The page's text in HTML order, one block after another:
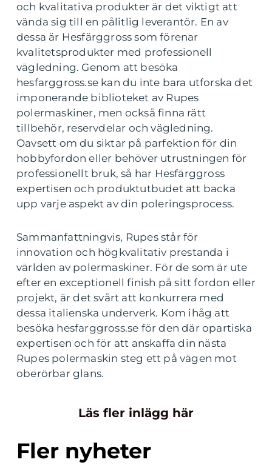
och kvalitativa produkter är det viktigt att
vända sig till en pålitlig leverantör. En av
dessa är Hesfärggross som förenar
kvalitetsprodukter med professionell
vägledning. Genom att besöka
hesfarggross.se kan du inte bara utforska det
imponerande biblioteket av Rupes
polermaskiner, men också finna rätt
tillbehör, reservdelar och vägledning.
Oavsett om du siktar på parfektion för din
hobbyfordon eller behöver utrustningen för
professionellt bruk, så har Hesfärggross
expertisen och produktutbudet att backa
upp varje aspekt av din poleringsprocess.
Sammanfattningvis, Rupes står för
innovation och högkvalitativ prestanda i
världen av polermaskiner. För de som är ute
efter en exceptionell finish på sitt fordon eller
projekt, är det svårt att konkurrera med
dessa italienska underverk. Kom ihåg att
besöka hesfarggross.se för den där opartiska
expertisen och för att anskaffa din nästa
Rupes polermaskin steg ett på vägen mot
oberörbar glans.
Läs fler inlägg här
Fler nyheter